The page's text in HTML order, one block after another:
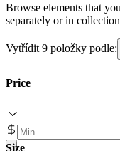
Browse elements that
separately or in
Vytřídit 9 položky podle:
Price
Size